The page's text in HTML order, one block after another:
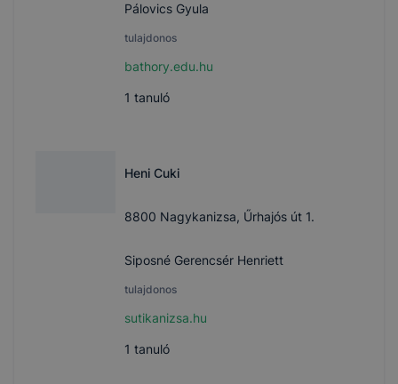
Pálovics Gyula
tulajdonos
bathory.edu.hu
1 tanuló
Heni Cuki
8800 Nagykanizsa, Űrhajós út 1.
Siposné Gerencsér Henriett
tulajdonos
sutikanizsa.hu
1 tanuló